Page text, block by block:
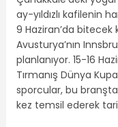
ay-yıldızlı kafilenin
9 Haziran’da bitecek
Avusturya’nın
planlanıyor. 15-16
Tırmanış Dünya
sporcular, bu branşta
kez temsil ederek